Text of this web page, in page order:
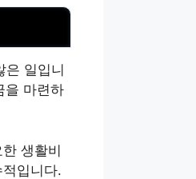
은 일입니
을 마련하
생활비
입니다.